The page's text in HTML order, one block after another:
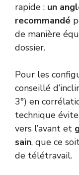
rapide ; un
recommandé
de manière
dossier.
Pour les
conseillé
3°) en
technique
vers l’avant et
sain, que ce
de télétravail.